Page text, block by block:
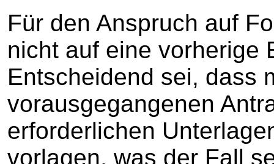
Für den Anspruch auf
nicht auf eine vorherige
Entscheidend sei, dass
vorausgegangenen
erforderlichen
vorlagen, was der Fall